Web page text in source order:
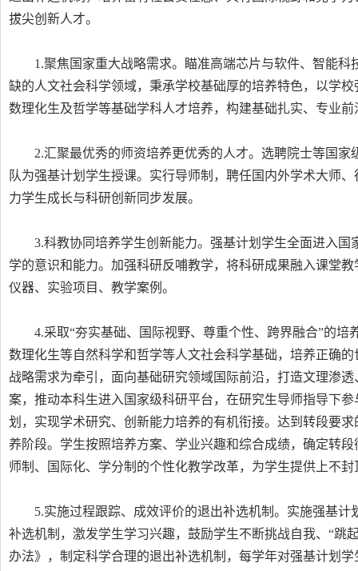
拔尖创新人才。
1.聚焦国家重大战略需求。瞄准高端芯片与软件、智能
缺的人文社会科学领域，秉承学校基础厚的培养特色，以学
数理化生及哲学等基础学科人才培养，构建基础扎实、专业
2.汇聚最优秀的师资培养更优秀的人才。选聘院士等国
队为强基计划学生授课。实行导师制，聘任国内外学术大师
力学生成长与科研创新同步发展。
3.科教协同培养学生创新能力。强基计划学生全面进入
学的意识和能力。加强科研反哺教学，将科研成果融入课堂
仪器、实验项目、教学案例。
4.采取“夯实基础、国际视野、尊重个性、跨界融合”的
数理化生等自然科学和哲学等人文社会科学基础，培养正确
战略需求为牵引，面向基础研究领域国际前沿，打造文理渗
案，推动本科生进入国家级科研平台，在研究生导师指导下
划，实现学术研究、创新能力培养的有机衔接。达到转段要
养阶段。学生按照培养方案、学业兴趣和综合成绩，确定转
师制、国际化、学分制的个性化教学改革，为学生提供上不
5.实施过程跟踪、成效评价的退出补选机制。实施强基
补选机制，激发学生学习兴趣，鼓励学生不断挑战自我、“跳
办法》，制定科学合理的退出补选机制，每学年对强基计划